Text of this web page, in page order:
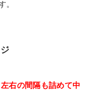
。
右の間隔も詰めて中